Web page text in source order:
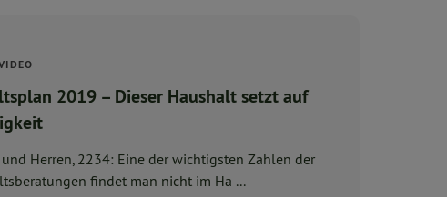
2019 – Dieser Haushalt setzt auf
Herren, 2234: Eine der wichtigsten Zahlen der
findet man nicht im Ha ...